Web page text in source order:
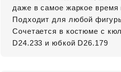
даже в самое жаркое время
Подходит для любой
Сочетается в костюме с
D24.233 и юбкой D26.179